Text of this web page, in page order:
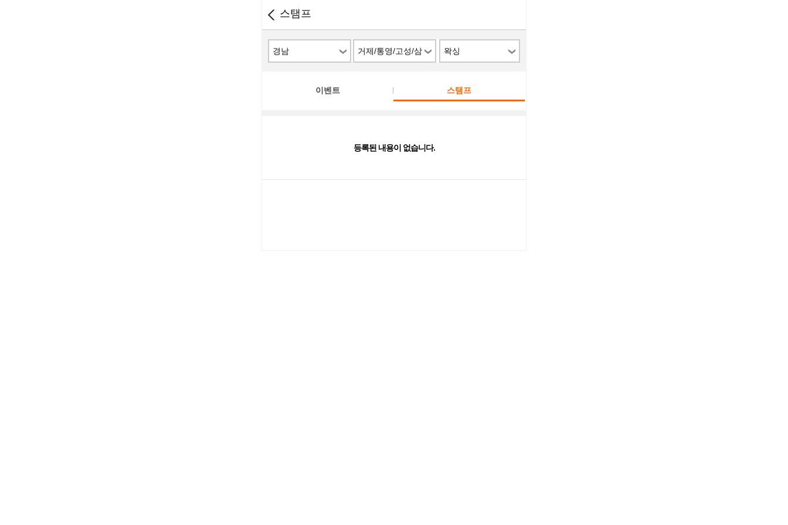
스탬프
경남
거제/통영/고성/삼
천포
왁싱
이벤트 스탬프
등록된 내용이 없습니다.